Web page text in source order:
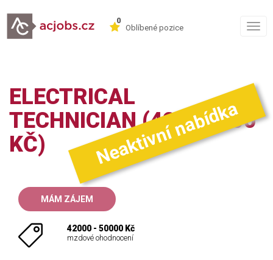
0
Oblíbené pozice
ELECTRICAL
TECHNICIAN (42-50.000
KČ)
Neaktivní nabídka
MÁM ZÁJEM
42000 - 50000 Kč
mzdové ohodnocení